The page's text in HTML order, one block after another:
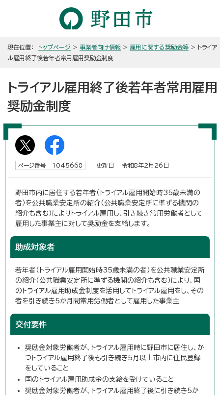
現在位置： トップページ > 事業者向け情報 > 雇用に関する奨励金等 > トライア
ル雇用終了後若年者常用雇用奨励金制度
トライアル雇用終了後若年者常用雇用
奨励金制度
ページ番号 1045668 更新日 令和8年2月26日
野田市内に居住する若年者（トライアル雇用開始時35歳未満の
者）を公共職業安定所の紹介（公共職業安定所に準ずる機関の
紹介も含む）によりトライアル雇用し、引き続き常用労働者として
雇用した事業主に対して奨励金を支給します。
助成対象者
若年者（トライアル雇用開始時35歳未満の者）を公共職業安定所
の紹介（公共職業安定所に準ずる機関の紹介も含む）により、国
のトライアル雇用助成金制度を活用してトライアル雇用をし、その
者を引き続き5か月間常用労働者として雇用した事業主
交付要件
奨励金対象労働者が、トライアル雇用時に野田市に居住し、か
つトライアル雇用終了後も引き続き5月以上市内に住民登録
をしていること
国のトライアル雇用助成金の支給を受けていること
奨励金対象労働者が、トライアル雇用終了後に引き続き5か